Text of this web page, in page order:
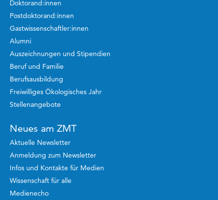
Doktorand:innen
Postdoktorand:innen
Gastwissenschaftler:innen
Alumni
Auszeichnungen und Stipendien
Beruf und Familie
Berufsausbildung
Freiwilliges Ökologisches Jahr
Stellenangebote
Neues am ZMT
Aktuelle Newsletter
Anmeldung zum Newsletter
Infos und Kontakte für Medien
Wissenschaft für alle
Medienecho